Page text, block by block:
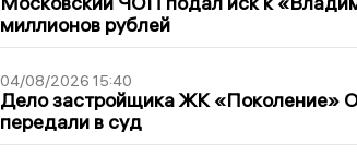
миллионов рублей
04/08/2026 15:40
Дело застройщика ЖК «Поколение»
передали в суд